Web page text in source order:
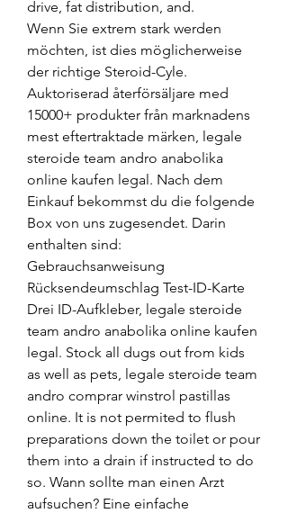
drive, fat distribution, and.
Wenn Sie extrem stark werden
möchten, ist dies möglicherweise
der richtige Steroid-Cyle.
Auktoriserad återförsäljare med
15000+ produkter från marknadens
mest eftertraktade märken, legale
steroide team andro anabolika
online kaufen legal. Nach dem
Einkauf bekommst du die folgende
Box von uns zugesendet. Darin
enthalten sind:
Gebrauchsanweisung
Rücksendeumschlag Test-ID-Karte
Drei ID-Aufkleber, legale steroide
team andro anabolika online kaufen
legal. Stock all dugs out from kids
as well as pets, legale steroide team
andro comprar winstrol pastillas
online. It is not permited to flush
preparations down the toilet or pour
them into a drain if instructed to do
so. Wann sollte man einen Arzt
aufsuchen? Eine einfache